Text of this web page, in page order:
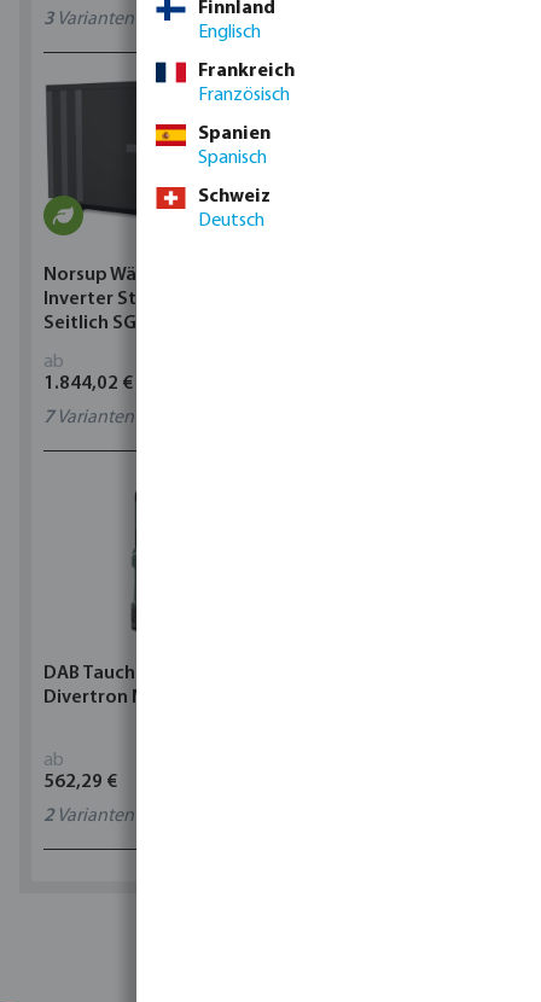
3 Varianten
Norsup Wärmepumpe
Inverter Stahl Schwarz
Seitlich SG Silent-Pro
ab
1.844,02 €
7Varianten
DAB Tauchpumpe
Divertron M
ab
562,29 €
2Varianten
Finnland
Englisch
Frankreich
Französisch
Spanien
Spanisch
Schweiz
Deutsch